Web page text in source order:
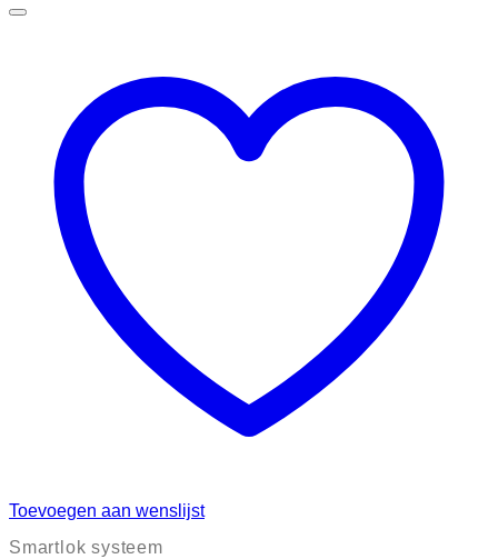
Toevoegen aan wenslijst
Smartlok systeem